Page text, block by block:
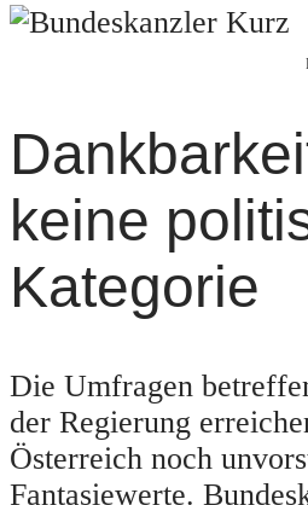
keine
Kategorie
Die Umfragen
der Regierung
Österreich noch
Fantasiewerte.